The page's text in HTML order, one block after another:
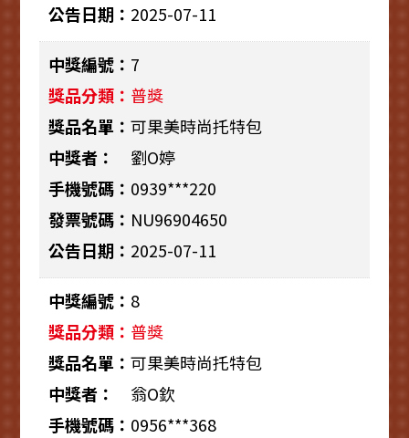
2025-07-11
7
普獎
可果美時尚托特包
劉O婷
0939***220
NU96904650
2025-07-11
8
普獎
可果美時尚托特包
翁O欽
0956***368